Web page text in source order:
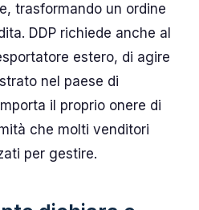
trasformando un ordine
DDP richiede anche al
estero, di agire
nel paese di
il proprio onere di
che molti venditori
per gestire.